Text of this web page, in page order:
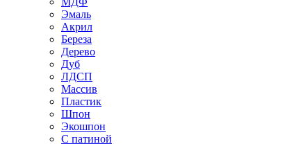
Эмаль
Акрил
Береза
Дерево
Дуб
ЛДСП
Массив
Пластик
Шпон
Экошпон
С патиной